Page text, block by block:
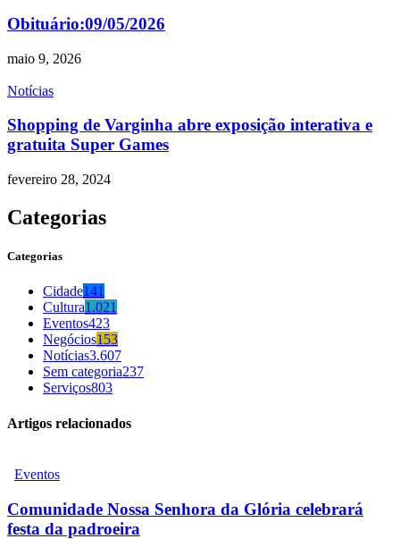
Obituário:09/05/2026
maio 9, 2026
Notícias
Shopping de Varginha abre exposição interativa e
gratuita Super Games
fevereiro 28, 2024
Categorias
Categorias
Cidade141
Cultura1.021
Eventos423
Negócios153
Notícias3.607
Sem categoria237
Serviços803
Artigos relacionados
Eventos
Comunidade Nossa Senhora da Glória celebrará
festa da padroeira